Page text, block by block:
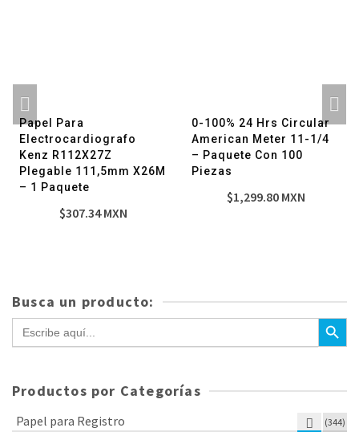
Papel Para
Electrocardiografo
Kenz R112X27Z
Plegable 111,5mm X26M
– 1 Paquete
$307.34MXN
0-100% 24 Hrs Circular
American Meter 11-1/4
– Paquete Con 100
Piezas
$1,299.80MXN
Busca un producto:
Buscar: Botón de
Productos por Categorías
Papel para Registro (344)